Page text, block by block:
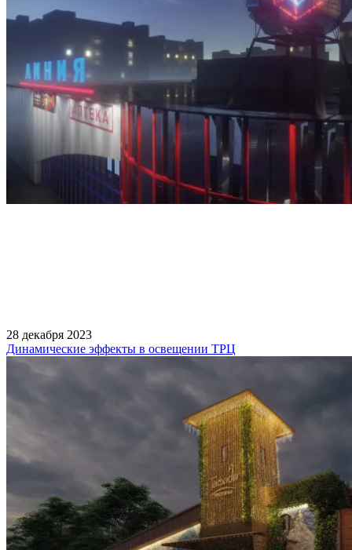
28 декабря 2023
Динамические эффекты в освещении ТРЦ